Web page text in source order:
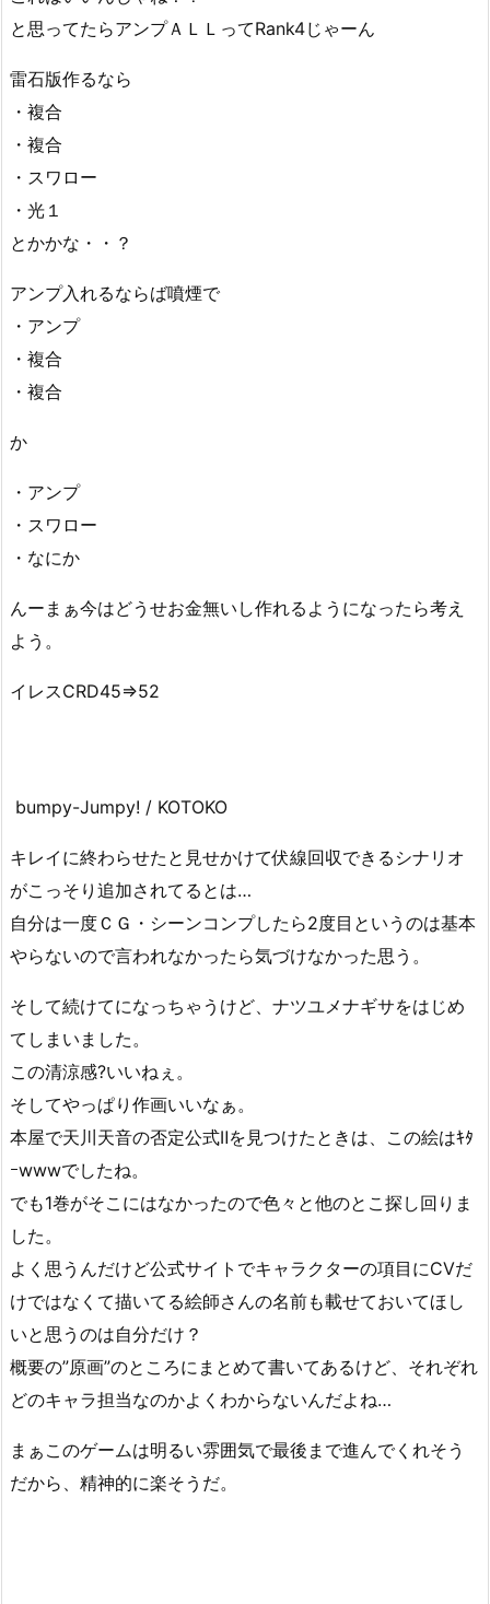
と思ってたらアンプＡＬＬってRank4じゃーん
雷石版作るなら
・複合
・複合
・スワロー
・光１
とかかな・・？
アンプ入れるならば噴煙で
・アンプ
・複合
・複合
か
・アンプ
・スワロー
・なにか
んーまぁ今はどうせお金無いし作れるようになったら考え
よう。
イレスCRD45⇒52
bumpy-Jumpy! / KOTOKO
キレイに終わらせたと見せかけて伏線回収できるシナリオ
がこっそり追加されてるとは…
自分は一度ＣＧ・シーンコンプしたら2度目というのは基本
やらないので言われなかったら気づけなかった思う。
そして続けてになっちゃうけど、ナツユメナギサをはじめ
てしまいました。
この清涼感?いいねぇ。
そしてやっぱり作画いいなぁ。
本屋で天川天音の否定公式Ⅱを見つけたときは、この絵はｷﾀ
ｰwwwでしたね。
でも1巻がそこにはなかったので色々と他のとこ探し回りま
した。
よく思うんだけど公式サイトでキャラクターの項目にCVだ
けではなくて描いてる絵師さんの名前も載せておいてほし
いと思うのは自分だけ？
概要の”原画”のところにまとめて書いてあるけど、それぞれ
どのキャラ担当なのかよくわからないんだよね…
まぁこのゲームは明るい雰囲気で最後まで進んでくれそう
だから、精神的に楽そうだ。